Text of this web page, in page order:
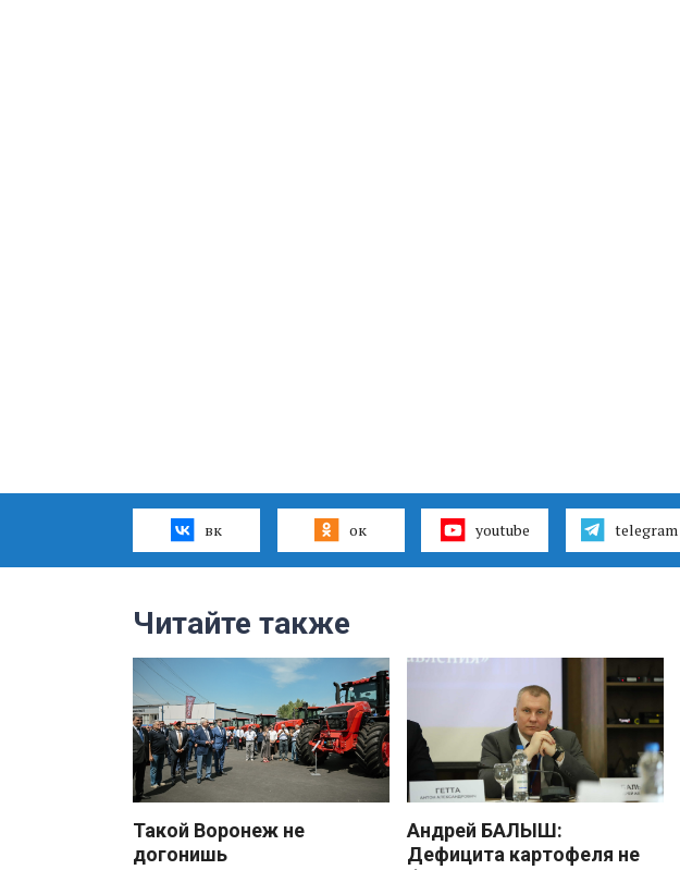
вк ок youtube telegram
Читайте также
Такой Воронеж не
догонишь
Андрей БАЛЫШ:
Дефицита картофеля не